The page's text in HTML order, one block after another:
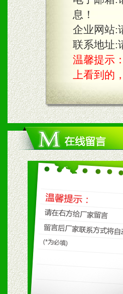
知名度和影
3、根据地方
具。
四、市场操
1、根据区域
2、根据具体
3、根据市场
保产品顺利销
4、根据市场
购支持。
五、退换货制
息！
企业网站:
联系地址:
温馨提示
上看到的